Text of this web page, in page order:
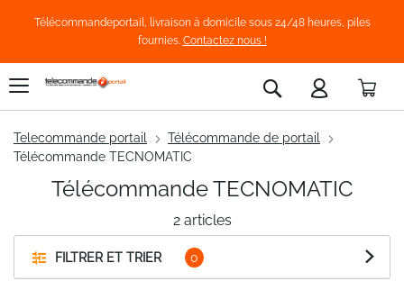
Télécommandeportail, livraison à domicile sous 24/48 heures, piles
fournies. Contactez nous !
Rechercher
Telecommande portail
Télécommande de portail
Télécommande TECNOMATIC
FILTRER ET TRIER
2articles
Télécommande TECNOMATIC